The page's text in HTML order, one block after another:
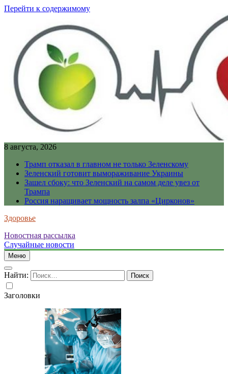
Перейти к содержимому
8 августа, 2026
Трамп отказал в главном не только Зеленскому
Зеленский готовит вымораживание Украины
Зашел сбоку: что Зеленский на самом деле увез от
Трампа
Россия наращивает мощность залпа «Цирконов»
Здоровье
Новостная рассылка
Случайные новости
Меню
Найти:
Заголовки